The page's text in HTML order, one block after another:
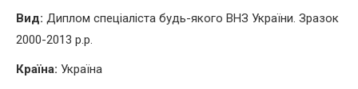
Вид: Диплом спеціаліста будь-якого ВНЗ України. Зразок
2000-2013 р.р.
Країна: Україна